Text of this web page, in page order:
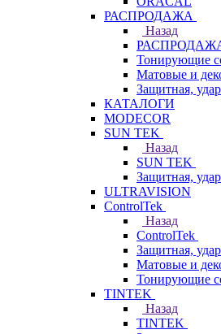
РАСПРОДАЖА
Назад
Тонирующие
Матовые и
Защитная,
КАТАЛОГИ
MODECOR
SUN TEK
Назад
SUN TEK
Защитная,
ULTRAVISION
ControlTek
Назад
ControlTek
Защитная,
Матовые и
Тонирующие
TINTEK
Назад
TINTEK